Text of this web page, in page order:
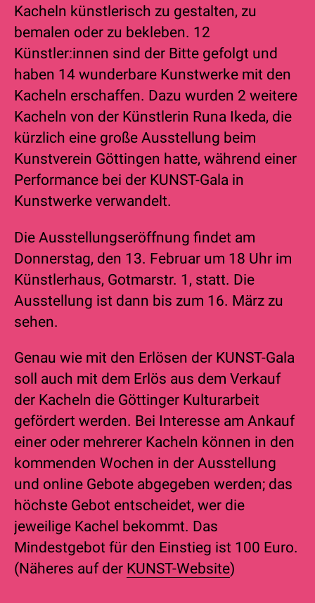
Kacheln künstlerisch zu gestalten, zu
bemalen oder zu bekleben. 12
Künstler:innen sind der Bitte gefolgt und
haben 14 wunderbare Kunstwerke mit den
Kacheln erschaffen. Dazu wurden 2 weitere
Kacheln von der Künstlerin Runa Ikeda, die
kürzlich eine große Ausstellung beim
Kunstverein Göttingen hatte, während einer
Performance bei der KUNST-Gala in
Kunstwerke verwandelt.
Die Ausstellungseröffnung findet am
Donnerstag, den 13. Februar um 18 Uhr im
Künstlerhaus, Gotmarstr. 1, statt. Die
Ausstellung ist dann bis zum 16. März zu
sehen.
Genau wie mit den Erlösen der KUNST-Gala
soll auch mit dem Erlös aus dem Verkauf
der Kacheln die Göttinger Kulturarbeit
gefördert werden. Bei Interesse am Ankauf
einer oder mehrerer Kacheln können in den
kommenden Wochen in der Ausstellung
und online Gebote abgegeben werden; das
höchste Gebot entscheidet, wer die
jeweilige Kachel bekommt. Das
Mindestgebot für den Einstieg ist 100 Euro.
(Näheres auf der KUNST-Website)